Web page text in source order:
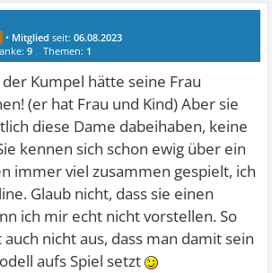
• Mitglied seit:06.08.2023
9 Themen: 1
Kumpel hätte seine Frau
(er hat Frau und Kind) Aber sie
diese Dame dabeihaben, keine
kennen sich schon ewig über ein
immer viel zusammen gespielt, ich
Glaub nicht, dass sie einen
ich mir echt nicht vorstellen. So
nicht aus, dass man damit sein
aufs Spiel setzt